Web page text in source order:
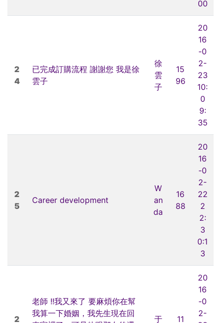
00
2
4
已完成訂購流程 謝謝您 我是徐
雲子
徐
雲
子
15
96
20
16
-0
2-
23
10:
0
9:
35
2
5
Career development
W
an
da
16
88
20
16
-0
2-
22
2
2:
3
0:1
3
2
老師 !!我又來了 要麻煩你在幫
我算一下婚姻，我先生現在回
于
11
20
16
-0
2-